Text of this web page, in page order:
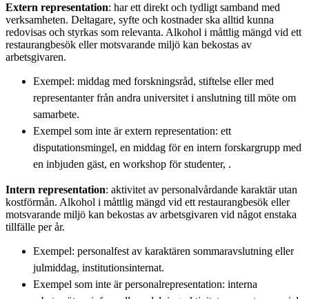
Extern representation: har ett direkt och tydligt samband med
verksamheten. Deltagare, syfte och kostnader ska alltid kunna
redovisas och styrkas som relevanta. Alkohol i måttlig mängd vid ett
restaurangbesök eller motsvarande miljö kan bekostas av
arbetsgivaren.
Exempel: middag med forskningsråd, stiftelse eller med
representanter från andra universitet i anslutning till möte om
samarbete.
Exempel som inte är extern representation: ett
disputationsmingel, en middag för en intern forskargrupp med
en inbjuden gäst, en workshop för studenter, .
Intern representation: aktivitet av personalvårdande karaktär utan
kostförmån. Alkohol i måttlig mängd vid ett restaurangbesök eller
motsvarande miljö kan bekostas av arbetsgivaren vid något enstaka
tillfälle per år.
Exempel: personalfest av karaktären sommaravslutning eller
julmiddag, institutionsinternat.
Exempel som inte är personalrepresentation: interna